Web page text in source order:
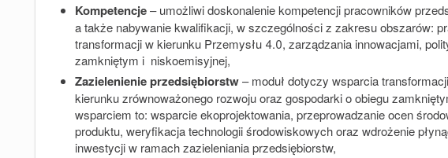
Kompetencje– umożliwi doskonalenie kompetencji pracowników
a także nabywanie kwalifikacji, w szczególności z zakresu obszarów:
transformacji w kierunku Przemysłu 4.0, zarządzania innowacjami,
zamkniętym i niskoemisyjnej,
Zazielenienie przedsiębiorstw– moduł dotyczy wsparcia
kierunku zrównoważonego rozwoju oraz gospodarki o obiegu
wsparciem to: wsparcie ekoprojektowania, przeprowadzanie ocen
produktu, weryfikacja technologii środowiskowych oraz wdrożenie
inwestycji w ramach zazieleniania przedsiębiorstw,